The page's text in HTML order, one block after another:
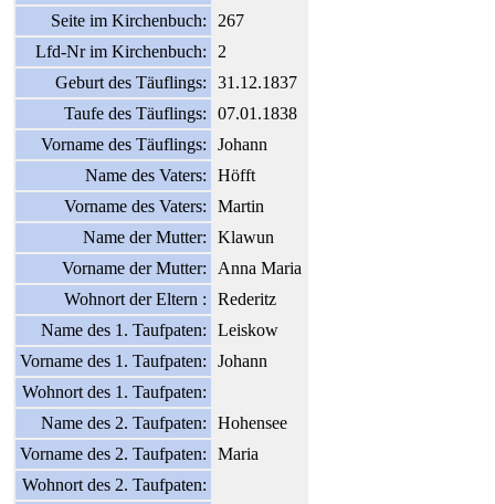
Seite im Kirchenbuch:
267
Lfd-Nr im Kirchenbuch:
2
Geburt des Täuflings:
31.12.1837
Taufe des Täuflings:
07.01.1838
Vorname des Täuflings:
Johann
Name des Vaters:
Höfft
Vorname des Vaters:
Martin
Name der Mutter:
Klawun
Vorname der Mutter:
Anna Maria
Wohnort der Eltern :
Rederitz
Name des 1. Taufpaten:
Leiskow
Vorname des 1. Taufpaten:
Johann
Wohnort des 1. Taufpaten:
Name des 2. Taufpaten:
Hohensee
Vorname des 2. Taufpaten:
Maria
Wohnort des 2. Taufpaten: